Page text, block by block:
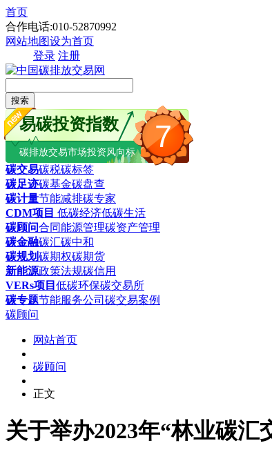
首页
合作电话:010-52870992
网站地图设为首页
登录 注册
搜索
7
易碳投资指数
碳排放交易市场投资风向标
碳交易碳税碳标签
碳足迹碳基金碳盘查
碳计量节能减排碳专家
CDM项目 低碳经济低碳生活
碳顾问合同能源管理碳资产管理
碳金融碳汇碳中和
碳规划碳期权碳期货
新能源政策法规碳信用
VERs项目 低碳环保碳交易所
碳专题节能服务公司 碳交易案例
碳顾问
网站首页
碳顾问
正文
关于举办2023年“林业碳汇